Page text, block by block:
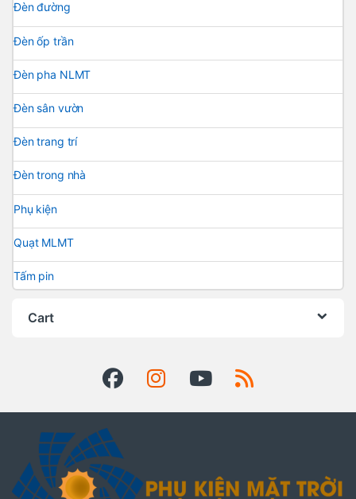
Đèn đường
Đèn ốp trần
Đèn pha NLMT
Đèn sân vườn
Đèn trang trí
Đèn trong nhà
Phụ kiện
Quạt MLMT
Tấm pin
Cart